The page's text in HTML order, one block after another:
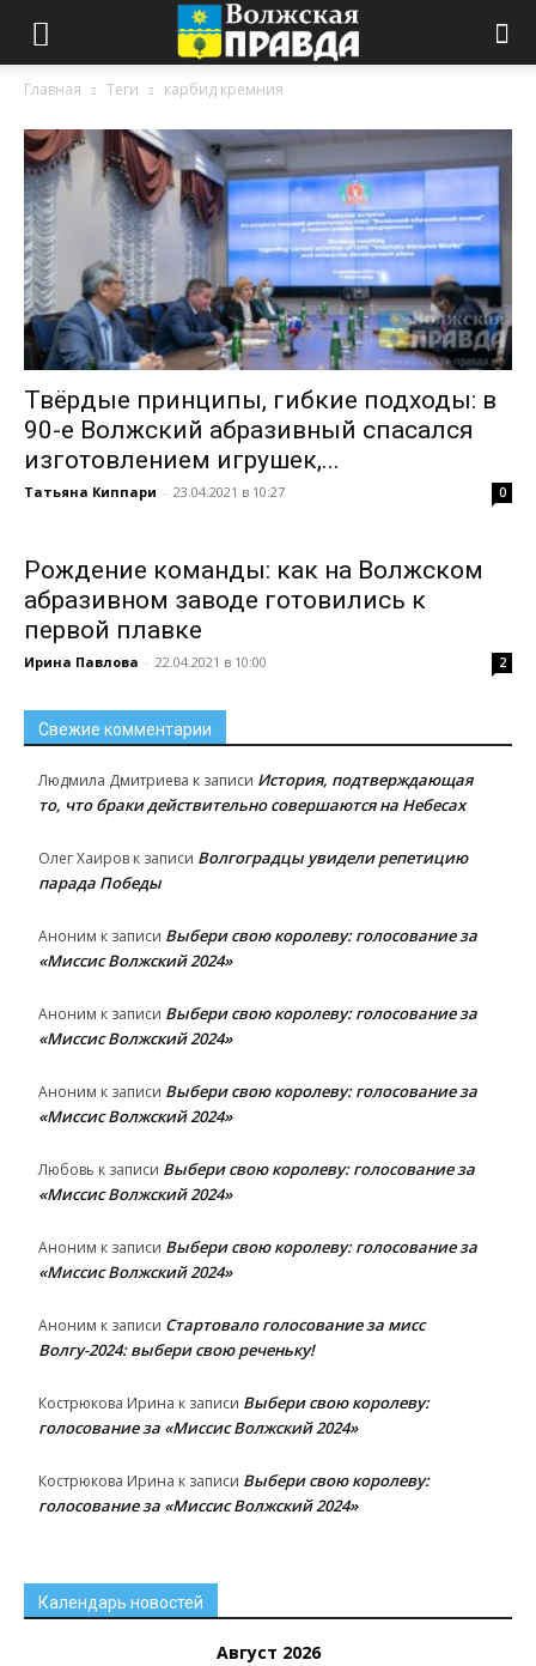
Главная Теги карбид кремния
Твёрдые принципы, гибкие подходы: в
90-е Волжский абразивный спасался
изготовлением игрушек,...
Татьяна Киппари - 23.04.2021 в 10:27 0
Рождение команды: как на Волжском
абразивном заводе готовились к
первой плавке
Ирина Павлова - 22.04.2021 в 10:00 2
Свежие комментарии
Людмила Дмитриева к записи История, подтверждающая
то, что браки действительно совершаются на Небесах
Олег Хаиров к записи Волгоградцы увидели репетицию
парада Победы
Аноним к записи Выбери свою королеву: голосование за
«Миссис Волжский 2024»
Аноним к записи Выбери свою королеву: голосование за
«Миссис Волжский 2024»
Аноним к записи Выбери свою королеву: голосование за
«Миссис Волжский 2024»
Любовь к записи Выбери свою королеву: голосование за
«Миссис Волжский 2024»
Аноним к записи Выбери свою королеву: голосование за
«Миссис Волжский 2024»
Аноним к записи Стартовало голосование за мисс
Волгу-2024: выбери свою реченьку!
Кострюкова Ирина к записи Выбери свою королеву:
голосование за «Миссис Волжский 2024»
Кострюкова Ирина к записи Выбери свою королеву:
голосование за «Миссис Волжский 2024»
Календарь новостей
Август 2026